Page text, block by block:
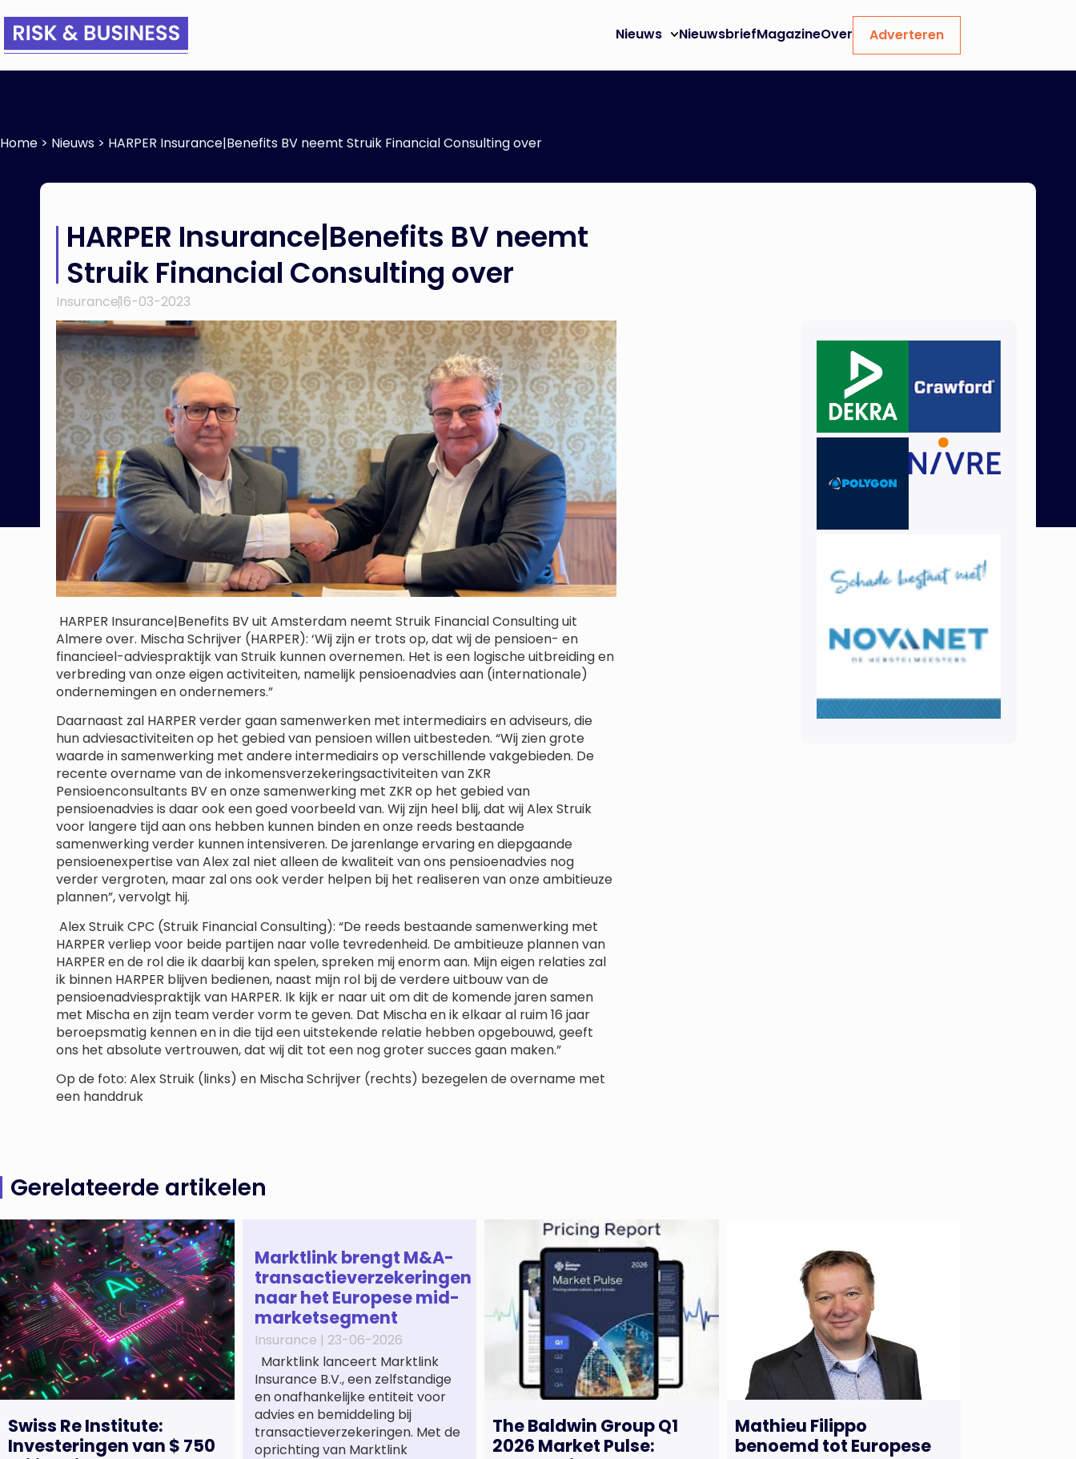
Nieuws NieuwsbriefMagazineOver Adverteren
Home > Nieuws > HARPER Insurance|Benefits BV neemt Struik Financial Consulting over
HARPER Insurance|Benefits BV neemt
Struik Financial Consulting over
Insurance16-03-2023
HARPER Insurance|Benefits BV uit Amsterdam neemt Struik Financial Consulting uit
Almere over. Mischa Schrijver (HARPER): ‘Wij zijn er trots op, dat wij de pensioen- en
financieel-adviespraktijk van Struik kunnen overnemen. Het is een logische uitbreiding en
verbreding van onze eigen activiteiten, namelijk pensioenadvies aan (internationale)
ondernemingen en ondernemers.”
Daarnaast zal HARPER verder gaan samenwerken met intermediairs en adviseurs, die
hun adviesactiviteiten op het gebied van pensioen willen uitbesteden. “Wij zien grote
waarde in samenwerking met andere intermediairs op verschillende vakgebieden. De
recente overname van de inkomensverzekeringsactiviteiten van ZKR
Pensioenconsultants BV en onze samenwerking met ZKR op het gebied van
pensioenadvies is daar ook een goed voorbeeld van. Wij zijn heel blij, dat wij Alex Struik
voor langere tijd aan ons hebben kunnen binden en onze reeds bestaande
samenwerking verder kunnen intensiveren. De jarenlange ervaring en diepgaande
pensioenexpertise van Alex zal niet alleen de kwaliteit van ons pensioenadvies nog
verder vergroten, maar zal ons ook verder helpen bij het realiseren van onze ambitieuze
plannen”, vervolgt hij.
Alex Struik CPC (Struik Financial Consulting): “De reeds bestaande samenwerking met
HARPER verliep voor beide partijen naar volle tevredenheid. De ambitieuze plannen van
HARPER en de rol die ik daarbij kan spelen, spreken mij enorm aan. Mijn eigen relaties zal
ik binnen HARPER blijven bedienen, naast mijn rol bij de verdere uitbouw van de
pensioenadviespraktijk van HARPER. Ik kijk er naar uit om dit de komende jaren samen
met Mischa en zijn team verder vorm te geven. Dat Mischa en ik elkaar al ruim 16 jaar
beroepsmatig kennen en in die tijd een uitstekende relatie hebben opgebouwd, geeft
ons het absolute vertrouwen, dat wij dit tot een nog groter succes gaan maken.”
Op de foto: Alex Struik (links) en Mischa Schrijver (rechts) bezegelen de overname met
een handdruk
Gerelateerde artikelen
Swiss Re Institute:
Investeringen van $ 750
Marktlink brengt M&A-
transactieverzekeringen
naar het Europese mid-
marketsegment
Insurance | 23-06-2026
Marktlink lanceert Marktlink
Insurance B.V., een zelfstandige
en onafhankelijke entiteit voor
advies en bemiddeling bij
transactieverzekeringen. Met de
oprichting van Marktlink
The Baldwin Group Q1
2026 Market Pulse:
Mathieu Filippo
benoemd tot Europese